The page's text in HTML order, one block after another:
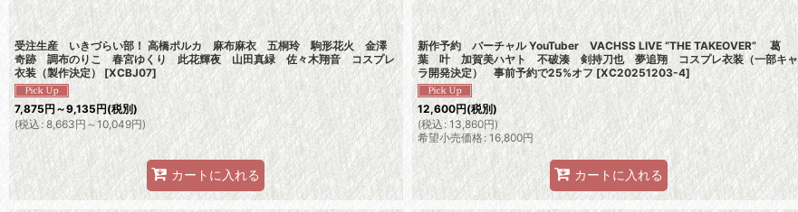
受注生産 いきづらい部！ 高橋ポルカ 麻布麻衣 五桐玲 駒形花火 金澤
奇跡 調布のりこ 春宮ゆくり 此花輝夜 山田真緑 佐々木翔音 コスプレ
衣装（製作決定） [XCBJ07]
7,875円～9,135円(税別)
(税込 : 8,663円～10,049円)
カートに入れる
新作予約 バーチャル YouTuber VACHSS LIVE “THE TAKEOVER” 葛
葉 叶 加賀美ハヤト 不破湊 剣持刀也 夢追翔 コスプレ衣装（一部キャ
ラ開発決定） 事前予約で25%オフ [XC20251203-4]
12,600円(税別)
(税込: 13,860円)
希望小売価格: 16,800円
カートに入れる